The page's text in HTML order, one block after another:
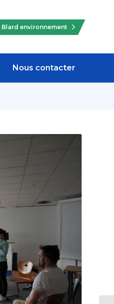
Blard environnement
Nous contacter